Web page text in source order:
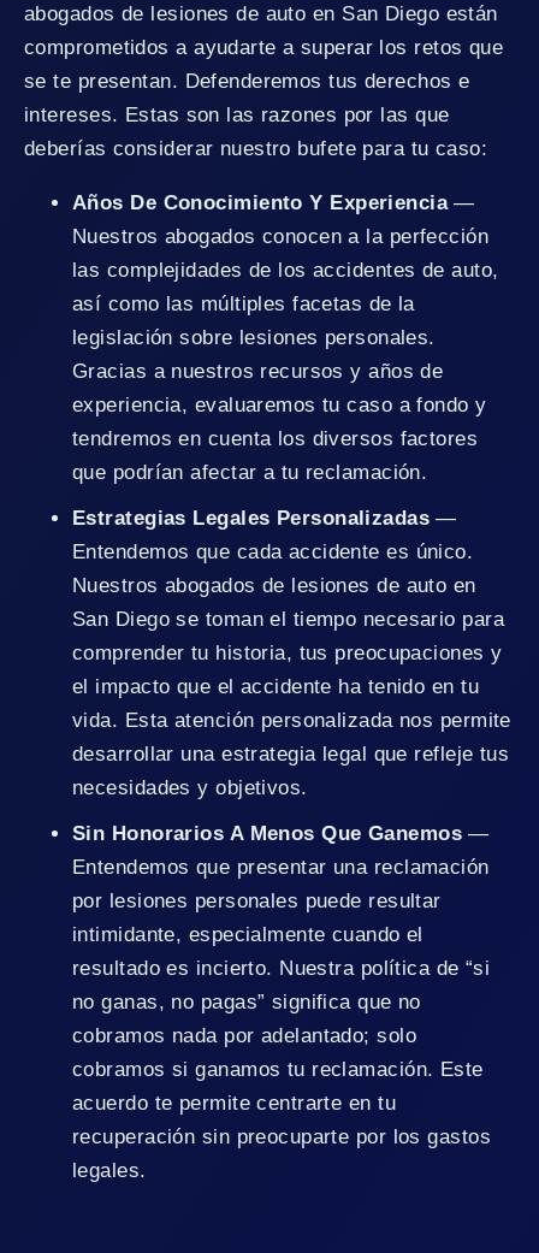
abogados de lesiones de auto en San Diego están
comprometidos a ayudarte a superar los retos que
se te presentan. Defenderemos tus derechos e
intereses. Estas son las razones por las que
deberías considerar nuestro bufete para tu caso:
Años De Conocimiento Y Experiencia—
Nuestros abogados conocen a la perfección
las complejidades de los accidentes de auto,
así como las múltiples facetas de la
legislación sobre lesiones personales.
Gracias a nuestros recursos y años de
experiencia, evaluaremos tu caso a fondo y
tendremos en cuenta los diversos factores
que podrían afectar a tu reclamación.
Estrategias Legales Personalizadas —
Entendemos que cada accidente es único.
Nuestros abogados de lesiones de auto en
San Diego se toman el tiempo necesario para
comprender tu historia, tus preocupaciones y
el impacto que el accidente ha tenido en tu
vida. Esta atención personalizada nos permite
desarrollar una estrategia legal que refleje tus
necesidades y objetivos.
Sin Honorarios A Menos Que Ganemos —
Entendemos que presentar una reclamación
por lesiones personales puede resultar
intimidante, especialmente cuando el
resultado es incierto. Nuestra política de “si
no ganas, no pagas” significa que no
cobramos nada por adelantado; solo
cobramos si ganamos tu reclamación. Este
acuerdo te permite centrarte en tu
recuperación sin preocuparte por los gastos
legales.